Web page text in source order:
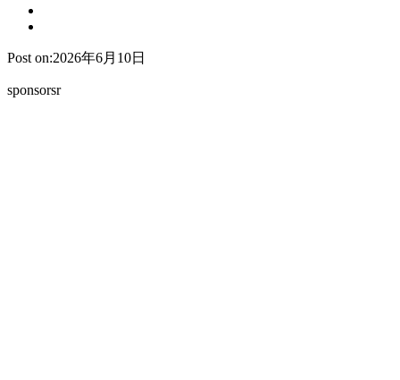
Post on:2026年6月10日
sponsorsr